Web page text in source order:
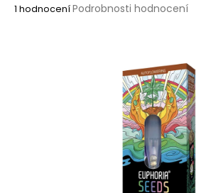
Průměrné
1 hodnoceníPodrobnosti hodnocení